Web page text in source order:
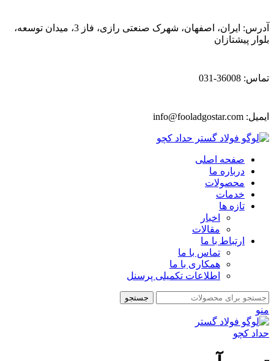
آدرس: ایران، اصفهان، شهرک صنعتی رازی، فاز 3، میدان توسعه،
بلوار پیشتازان
تماس: 36008-031
ایمیل: info@fooladgostar.com
صفحه اصلی
درباره ما
محصولات
خدمات
تازه ها
اخبار
مقالات
ارتباط با ما
تماس با ما
همکاری با ما
اطلاعات تکمیلی پرسنل
جستجو
منو